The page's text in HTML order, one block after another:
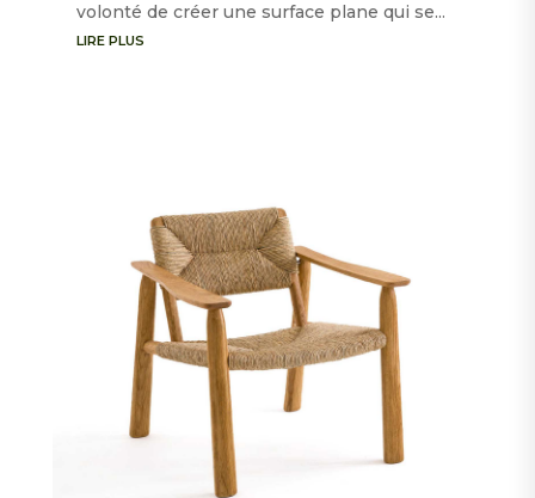
volonté de créer une surface plane qui se...
LIRE PLUS